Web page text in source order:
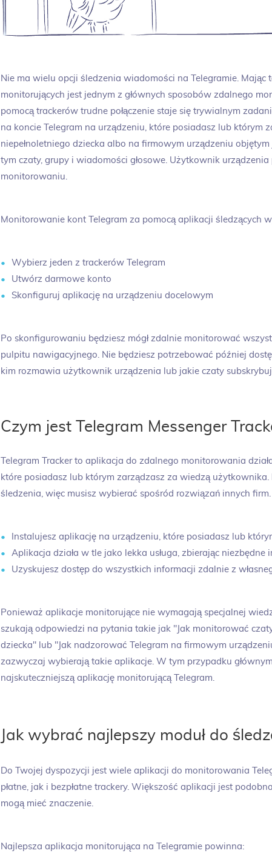
Nie ma wielu opcji śledzenia wiadomości na Telegramie.
monitorujących jest jednym z głównych sposobów zdalnego
pomocą trackerów trudne połączenie staje się trywialnym
na koncie Telegram na urządzeniu, które posiadasz lub którym
niepełnoletniego dziecka albo na firmowym urządzeniu
tym czaty, grupy i wiadomości głosowe. Użytkownik
monitorowaniu.
Monitorowanie kont Telegram za pomocą aplikacji śledzących
Wybierz jeden z trackerów Telegram
Utwórz darmowe konto
Skonfiguruj aplikację na urządzeniu docelowym
Po skonfigurowaniu będziesz mógł zdalnie monitorować
pulpitu nawigacyjnego. Nie będziesz potrzebować później
kim rozmawia użytkownik urządzenia lub jakie czaty
Czym jest Telegram Messenger
Telegram Tracker to aplikacja do zdalnego monitorowania
które posiadasz lub którym zarządzasz za wiedzą
śledzenia, więc musisz wybierać spośród rozwiązań innych
Instalujesz aplikację na urządzeniu, które posiadasz lub
Aplikacja działa w tle jako lekka usługa, zbierając niezbędne
Uzyskujesz dostęp do wszystkich informacji zdalnie z
Ponieważ aplikacje monitorujące nie wymagają specjalnej
szukają odpowiedzi na pytania takie jak "Jak monitorować
dziecka" lub "Jak nadzorować Telegram na firmowym
zazwyczaj wybierają takie aplikacje. W tym przypadku
najskuteczniejszą aplikację monitorującą Telegram.
Jak wybrać najlepszy moduł do
Do Twojej dyspozycji jest wiele aplikacji do monitorowania
płatne, jak i bezpłatne trackery. Większość aplikacji jest
mogą mieć znaczenie.
Najlepsza aplikacja monitorująca na Telegramie powinna: